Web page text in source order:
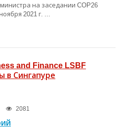
на заседании COP26
2021 г. ...
and Finance LSBF
в Сингапуре
2081